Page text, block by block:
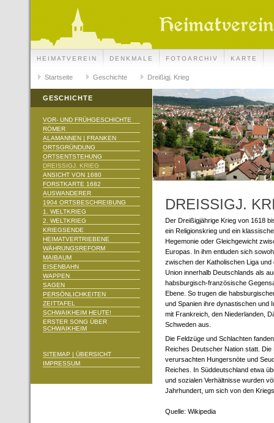
HEIMATVEREIN DENKMALE FOTOARCHIV KARTE
Startseite Geschichte Dreißigj. Krieg
GESCHICHTE
VOR- UND FRÜHGESCHICHTE
RÖMER
ALAMANNEN | FRANKEN
ORTSGRÜNDUNG
ORTSENTSTEHUNG
DREISSIGJ. KRIEG
ANSICHT VON 1680
FORSTKARTE 1682
AUSWANDERER
1904 ORTSBESCHREIBUNG
1. WELTKRIEG
2. WELTKRIEG
KRIEGSENDE
HEIMATVERTRIEBENE
WÄHRUNGSREFORM
MAIBAUM
EISENBAHN
WAPPEN
SAGEN
PERSÖNLICHKEITEN
ZEITTAFEL
SCHWAIKHEIM HEUTE!
ERSTER SONG ÜBER
SCHWAIKHEIM
SITEMAP | ÜBERSICHT
IMPRESSUM
DREISSIGJ.
Der Dreißigjährige Krieg von 1618
ein Religionskrieg und ein
Hegemonie oder Gleichgewicht
Europas. In ihm entluden sich
zwischen der Katholischen Liga
Union innerhalb Deutschlands als
habsburgisch-französische
Ebene. So trugen die
und Spanien ihre dynastischen und
mit Frankreich, den Niederlanden,
Schweden aus.
Die Feldzüge und Schlachten
Reiches Deutscher Nation statt.
verursachten Hungersnöte und
Reiches. In Süddeutschland etwa
und sozialen Verhältnisse wurden
Jahrhundert, um sich von den
Quelle: Wikipedia